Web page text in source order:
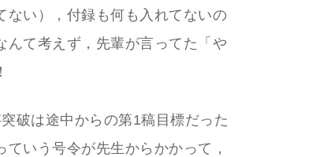
ない），付録も何も入れてないの
んて考えず，先輩が言ってた「や
破は途中からの第1稿目標だった
いう号令が先生からかかって，